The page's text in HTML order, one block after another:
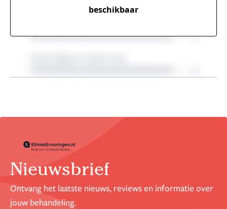
beschikbaar
Nieuwsbrief
Ontvang het laatste nieuws, reviews en informatie over
jouw behandeling.